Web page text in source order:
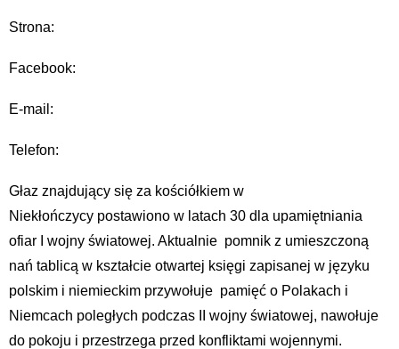
Strona:
Facebook:
E-mail:
Telefon:
Głaz znajdujący się za kościółkiem w
Niekłończycy postawiono w latach 30 dla upamiętniania
ofiar I wojny światowej. Aktualnie pomnik z umieszczoną
nań tablicą w kształcie otwartej księgi zapisanej w języku
polskim i niemieckim przywołuje pamięć o Polakach i
Niemcach poległych podczas II wojny światowej, nawołuje
do pokoju i przestrzega przed konfliktami wojennymi.